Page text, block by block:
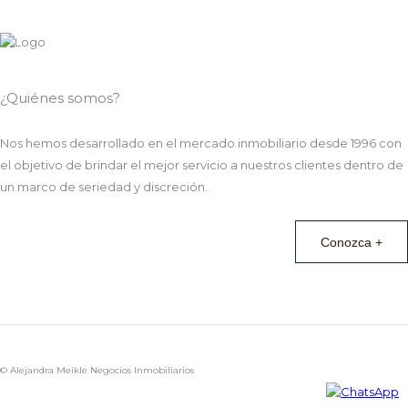
¿Quiénes somos?
Nos hemos desarrollado en el mercado inmobiliario desde 1996 con
el objetivo de brindar el mejor servicio a nuestros clientes dentro de
un marco de seriedad y discreción.
Conozca +
© Alejandra Meikle Negocios Inmobiliarios